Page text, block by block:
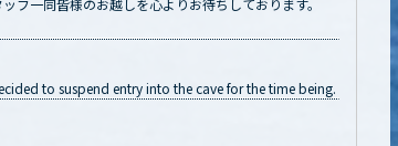
フ一同皆様のお越しを心よりお待ちしております。
to suspend entry into the cave for the time being.